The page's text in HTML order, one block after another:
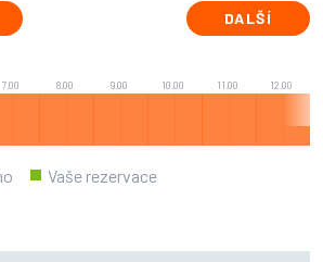
DALŠÍ
7.00 8.00 9.00 10.00 11.00 12.00
Vaše rezervace